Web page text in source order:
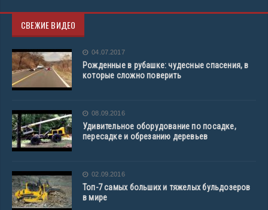
СВЕЖИЕ ВИДЕО
04.07.2017
Рожденные в рубашке: чудесные спасения, в
которые сложно поверить
08.09.2016
Удивительное оборудование по посадке,
пересадке и обрезанию деревьев
02.09.2016
Топ-7 самых больших и тяжелых бульдозеров
в мире